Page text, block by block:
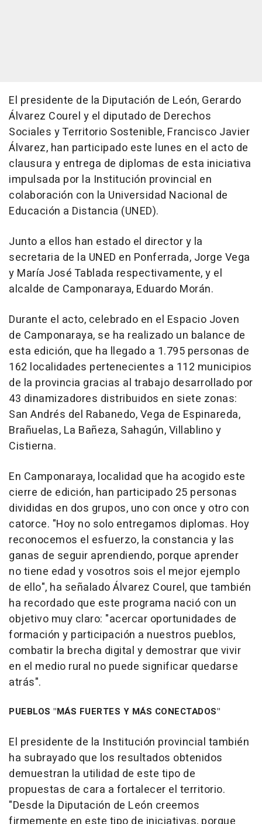
El presidente de la Diputación de León, Gerardo
Álvarez Courel y el diputado de Derechos
Sociales y Territorio Sostenible, Francisco Javier
Álvarez, han participado este lunes en el acto de
clausura y entrega de diplomas de esta iniciativa
impulsada por la Institución provincial en
colaboración con la Universidad Nacional de
Educación a Distancia (UNED).
Junto a ellos han estado el director y la
secretaria de la UNED en Ponferrada, Jorge Vega
y María José Tablada respectivamente, y el
alcalde de Camponaraya, Eduardo Morán.
Durante el acto, celebrado en el Espacio Joven
de Camponaraya, se ha realizado un balance de
esta edición, que ha llegado a 1.795 personas de
162 localidades pertenecientes a 112 municipios
de la provincia gracias al trabajo desarrollado por
43 dinamizadores distribuidos en siete zonas:
San Andrés del Rabanedo, Vega de Espinareda,
Brañuelas, La Bañeza, Sahagún, Villablino y
Cistierna.
En Camponaraya, localidad que ha acogido este
cierre de edición, han participado 25 personas
divididas en dos grupos, uno con once y otro con
catorce. "Hoy no solo entregamos diplomas. Hoy
reconocemos el esfuerzo, la constancia y las
ganas de seguir aprendiendo, porque aprender
no tiene edad y vosotros sois el mejor ejemplo
de ello", ha señalado Álvarez Courel, que también
ha recordado que este programa nació con un
objetivo muy claro: "acercar oportunidades de
formación y participación a nuestros pueblos,
combatir la brecha digital y demostrar que vivir
en el medio rural no puede significar quedarse
atrás".
PUEBLOS "MÁS FUERTES Y MÁS CONECTADOS"
El presidente de la Institución provincial también
ha subrayado que los resultados obtenidos
demuestran la utilidad de este tipo de
propuestas de cara a fortalecer el territorio.
"Desde la Diputación de León creemos